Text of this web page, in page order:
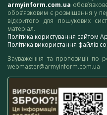
armyinform.com.ua
обов’язковим є розміщення у
відкритого для пошукових
матеріал.
Політика користування сайтом
Політика використання файлів
Зауваження та пропозиції по
webmaster@armyinform.com.ua